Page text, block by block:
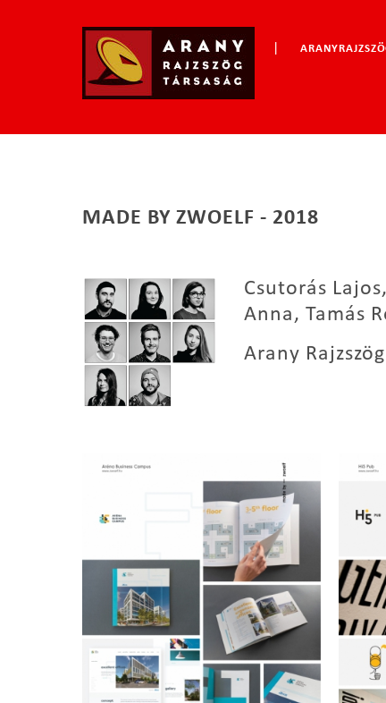
MADE BY ZWOELF - 2018
Csutorás
Anna, Tamás
Arany